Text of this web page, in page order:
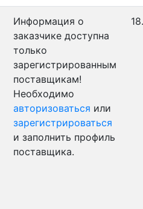
Информация о
заказчике доступна
только
зарегистрированным
поставщикам!
Необходимо
авторизоваться или
зарегистрироваться
и заполнить профиль
поставщика.